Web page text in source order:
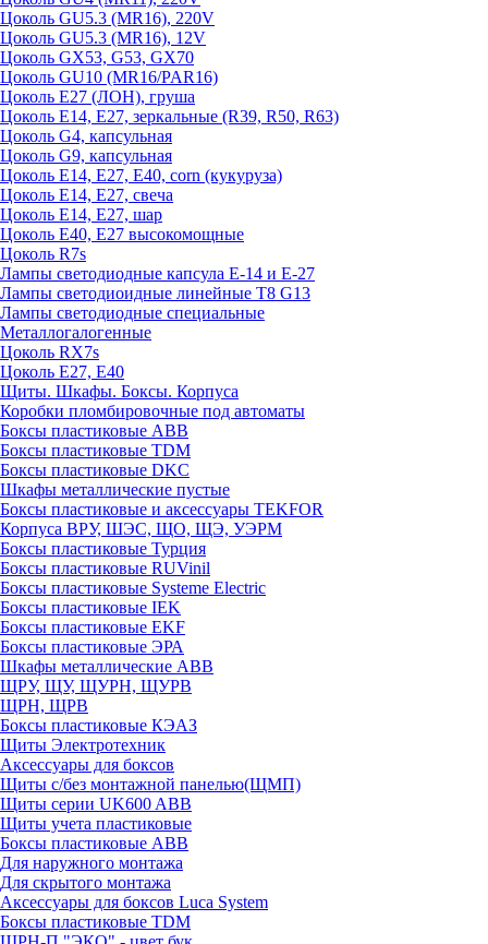
Цоколь GU5.3 (MR16), 220V
Цоколь GU5.3 (MR16), 12V
Цоколь GX53, G53, GX70
Цоколь GU10 (MR16/PAR16)
Цоколь Е27 (ЛОН), груша
Цоколь Е14, Е27, зеркальные (R39, R50, R63)
Цоколь G4, капсульная
Цоколь G9, капсульная
Цоколь Е14, Е27, Е40, corn (кукуруза)
Цоколь Е14, Е27, свеча
Цоколь Е14, Е27, шар
Цоколь Е40, Е27 высокомощные
Цоколь R7s
Лампы светодиодные капсула Е-14 и Е-27
Лампы светодиоидные линейные T8 G13
Лампы светодиодные специальные
Металлогалогенные
Цоколь RX7s
Цоколь Е27, E40
Щиты. Шкафы. Боксы. Корпуса
Коробки пломбировочные под автоматы
Боксы пластиковые ABB
Боксы пластиковые TDM
Боксы пластиковые DKC
Шкафы металлические пустые
Боксы пластиковые и аксессуары TEKFOR
Корпуса ВРУ, ШЭС, ЩО, ЩЭ, УЭРМ
Боксы пластиковые Турция
Боксы пластиковые RUVinil
Боксы пластиковые Systeme Electric
Боксы пластиковые IEK
Боксы пластиковые EKF
Боксы пластиковые ЭРА
Шкафы металлические ABB
ЩРУ, ЩУ, ЩУРН, ЩУРВ
ЩРН, ЩРВ
Боксы пластиковые КЭАЗ
Щиты Электротехник
Аксессуары для боксов
Щиты с/без монтажной панелью(ЩМП)
Щиты серии UK600 ABB
Щиты учета пластиковые
Боксы пластиковые ABB
Для наружного монтажа
Для скрытого монтажа
Аксессуары для боксов Luca System
Боксы пластиковые TDM